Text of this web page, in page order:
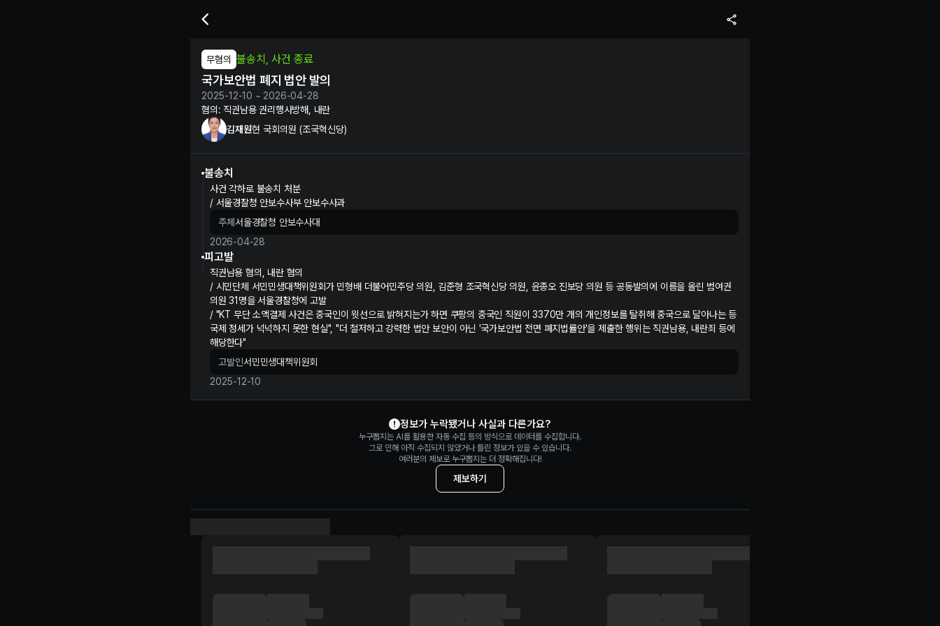
무혐의 불송치, 사건 종료
국가보안법 폐지 법안 발의
2025-12-10 ~ 2026-04-28
혐의: 직권남용 권리행사방해, 내란
김재원현 국회의원 (조국혁신당)
불송치
사건 각하로 불송치 처분
/ 서울경찰청 안보수사부 안보수사과
주체 서울경찰청 안보수사대
2026-04-28
피고발
직권남용 혐의, 내란 혐의
/ 시민단체 서민민생대책위원회가 민형배 더불어민주당 의원, 김준형 조국혁신당 의원, 윤종오 진보당 의원 등 공동발의에 이름을 올린 범여권
의원 31명을 서울경찰청에 고발
/ "KT 무단 소액결제 사건은 중국인이 윗선으로 밝혀지는가 하면 쿠팡의 중국인 직원이 3370만 개의 개인정보를 탈취해 중국으로 달아나는 등
국제 정세가 넉넉하지 못한 현실", "더 철저하고 강력한 법안 보안이 아닌 '국가보안법 전면 폐지법률안'을 제출한 행위는 직권남용, 내란죄 등에
해당한다"
고발인서민민생대책위원회
2025-12-10
정보가 누락됐거나 사실과 다른가요?
누구뽑지는 AI를 활용한 자동 수집 등의 방식으로 데이터를 수집합니다.
그로 인해 아직 수집되지 않았거나 틀린 정보가 있을 수 있습니다.
여러분의 제보로 누구뽑지는 더 정확해집니다!
제보하기